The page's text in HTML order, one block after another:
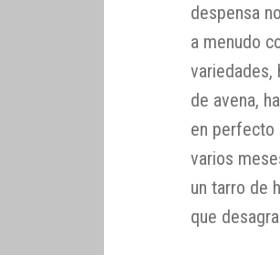
despensa
a menudo
variedades,
de avena,
en perfecto
varios
un tarro de
que